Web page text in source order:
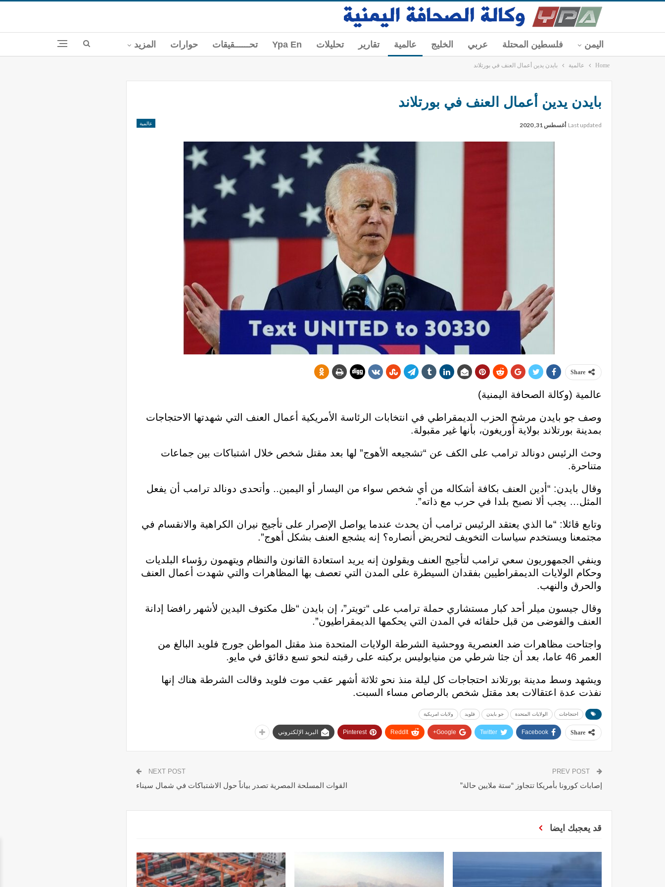
اليمن فلسطين المحتلة عربي الخليج عالمية تقارير تحليلات Ypa En تحــــــقيقات حوارات المزيد
Home عالمية بايدن يدين أعمال العنف في بورتلاند
بايدن يدين أعمال العنف في بورتلاند
عالمية Last updated أغسطس 31, 2020
Share
عالمية (وكالة الصحافة اليمنية)
وصف جو بايدن مرشح الحزب الديمقراطي في انتخابات الرئاسة الأمريكية أعمال العنف التي شهدتها الاحتجاجات
بمدينة بورتلاند بولاية أوريغون، بأنها غير مقبولة.
وحث الرئيس دونالد ترامب على الكف عن “تشجيعه الأهوج” لها بعد مقتل شخص خلال اشتباكات بين جماعات
متناحرة.
وقال بايدن: “أدين العنف بكافة أشكاله من أي شخص سواء من اليسار أو اليمين.. وأتحدى دونالد ترامب أن يفعل
المثل… يجب ألا نصبح بلدا في حرب مع ذاته”.
وتابع قائلا: “ما الذي يعتقد الرئيس ترامب أن يحدث عندما يواصل الإصرار على تأجيج نيران الكراهية والانقسام في
مجتمعنا ويستخدم سياسات التخويف لتحريض أنصاره؟ إنه يشجع العنف بشكل أهوج”.
وينفي الجمهوريون سعي ترامب لتأجيج العنف ويقولون إنه يريد استعادة القانون والنظام ويتهمون رؤساء البلديات
وحكام الولايات الديمقراطيين بفقدان السيطرة على المدن التي تعصف بها المظاهرات والتي شهدت أعمال العنف
والحرق والنهب.
وقال جيسون ميلر أحد كبار مستشاري حملة ترامب على “تويتر”، إن بايدن “ظل مكتوف اليدين لأشهر رافضا إدانة
العنف والفوضى من قبل حلفائه في المدن التي يحكمها الديمقراطيون”.
واجتاحت مظاهرات ضد العنصرية ووحشية الشرطة الولايات المتحدة منذ مقتل المواطن جورج فلويد البالغ من
العمر 46 عاما، بعد أن جثا شرطي من منيابوليس بركبته على رقبته لنحو تسع دقائق في مايو.
ويشهد وسط مدينة بورتلاند احتجاجات كل ليلة منذ نحو ثلاثة أشهر عقب موت فلويد وقالت الشرطة هناك إنها
نفذت عدة اعتقالات بعد مقتل شخص بالرصاص مساء السبت.
احتجاجات الولايات المتحدة جو بايدن فلويد ولايات امريكية
Share
Facebook
Twitter
Google+
ReddIt
Pinterest البريد الإلكتروني
إصابات كورونا بأمريكا تتجاوز “ستة ملايين حالة”
NEXT POST
القوات المسلحة المصرية تصدر بياناً حول الاشتباكات في شمال سيناء
قد يعجبك ايضا